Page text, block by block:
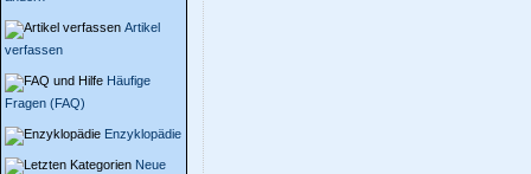
Artikel
verfassen
Häufige
Fragen (FAQ)
Enzyklopädie
Neue